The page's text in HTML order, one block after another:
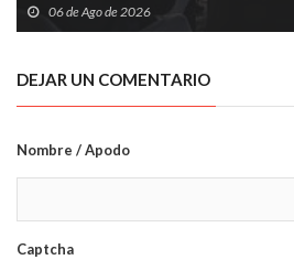
crítico y tecnología
06 de Ago de 2026
DEJAR UN COMENTARIO
Nombre / Apodo
Captcha